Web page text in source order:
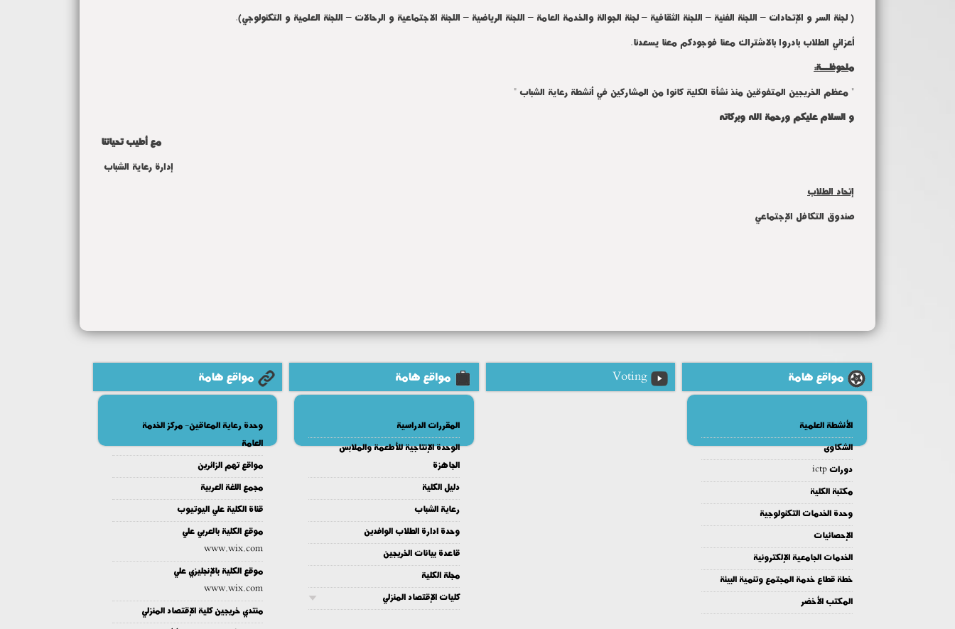
( لجنة السر و الإتحادات – اللجنة الفنية – اللجنة الثقافية – لجنة الجوالة والخدمة العامة – اللجنة الرياضية – اللجنة الاجتماعية و الرحالات – اللجنة العلمية و التكنولوجي).
أعزائي الطلاب بادروا بالاشتراك معنا فوجودكم معنا يسعدنا.
ملحوظـــة:
" معظم الخريجين المتفوقين منذ نشأة الكلية كانوا من المشاركين في أنشطة رعاية الشباب "
و السلام عليكم ورحمة الله وبركاته
مع أطيب تحياتنا
إدارة رعاية الشباب
إتحاد الطلاب
صندوق التكافل الإجتماعي
مواقع هامة
الأنشطة العلمية
الشكاوى
دورات ictp
مكتبة الكلية
وحدة الخدمات التكنولوجية
الإحصائيات
الخدمات الجامعية الإلكترونية
خطة قطاع خدمة المجتمع وتنمية البيئة
المكتب الأخضر
Voting مواقع هامة
المقررات الدراسية
الوحدة الإنتاجية للأطعمة والملابس
الجاهزة
دليل الكلية
رعاية الشباب
وحدة ادارة الطلاب الوافدين
قاعدة بيانات الخريجين
مجلة الكلية
كليات الإقتصاد المنزلي
مواقع هامة
وحدة رعاية المعاقين- مركز الخدمة
العامة
مواقع تهم الزائرين
مجمع اللغة العربية
قناة الكلية علي اليوتيوب
موقع الكلية بالعربي علي
www.wix.com
موقع الكلية بالإنجليزي علي
www.wix.com
منتدي خريجين كلية الإقتصاد المنزلي